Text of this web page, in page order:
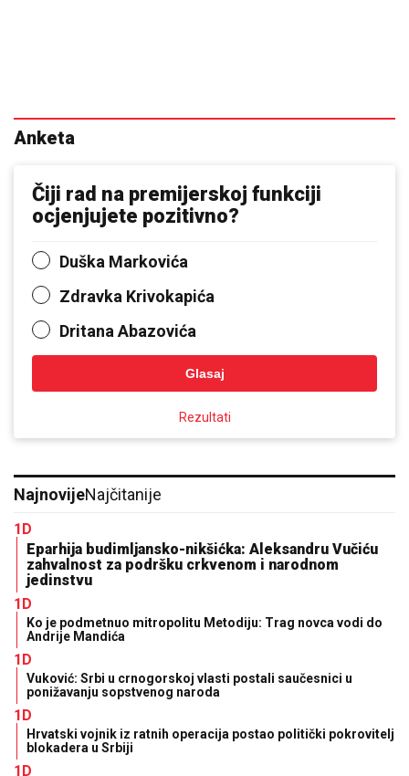
Anketa
Čiji rad na premijerskoj funkciji
ocjenjujete pozitivno?
Duška Markovića
Zdravka Krivokapića
Dritana Abazovića
Glasaj
Rezultati
NajnovijeNajčitanije
1D
Eparhija budimljansko-nikšićka: Aleksandru Vučiću
zahvalnost za podršku crkvenom i narodnom
jedinstvu
1D
Ko je podmetnuo mitropolitu Metodiju: Trag novca vodi do
Andrije Mandića
1D
Vuković: Srbi u crnogorskoj vlasti postali saučesnici u
ponižavanju sopstvenog naroda
1D
Hrvatski vojnik iz ratnih operacija postao politički pokrovitelj
blokadera u Srbiji
1D